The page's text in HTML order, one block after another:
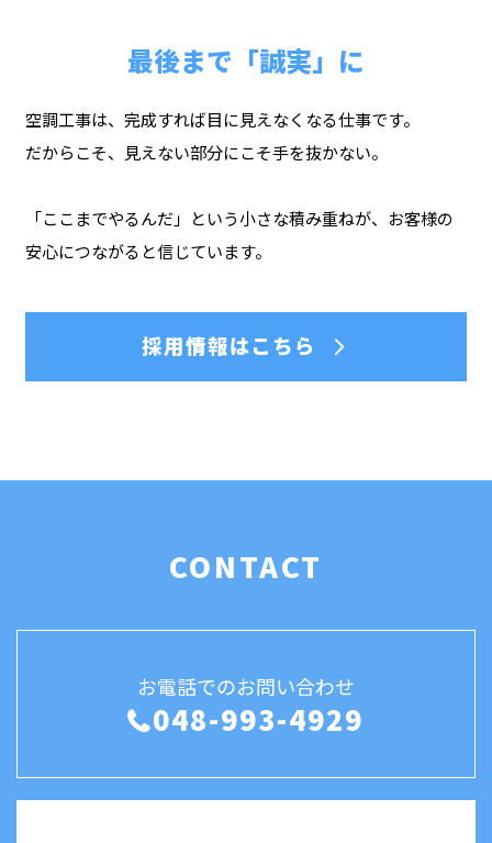
最後まで「誠実」に
空調工事は、完成すれば目に見えなくなる仕事です。
だからこそ、見えない部分にこそ手を抜かない。
「ここまでやるんだ」という小さな積み重ねが、お客様の
安心につながると信じています。
採用情報はこちら
CONTACT
お電話でのお問い合わせ
048-993-4929